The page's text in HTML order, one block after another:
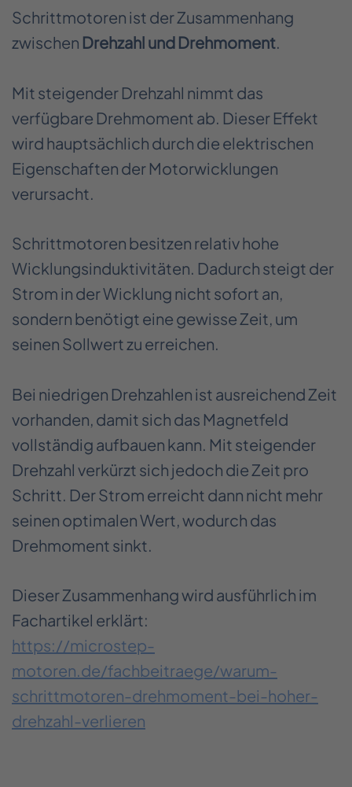
Schrittmotoren ist der Zusammenhang
zwischen Drehzahl und Drehmoment.
Mit steigender Drehzahl nimmt das
verfügbare Drehmoment ab. Dieser Effekt
wird hauptsächlich durch die elektrischen
Eigenschaften der Motorwicklungen
verursacht.
Schrittmotoren besitzen relativ hohe
Wicklungsinduktivitäten. Dadurch steigt der
Strom in der Wicklung nicht sofort an,
sondern benötigt eine gewisse Zeit, um
seinen Sollwert zu erreichen.
Bei niedrigen Drehzahlen ist ausreichend Zeit
vorhanden, damit sich das Magnetfeld
vollständig aufbauen kann. Mit steigender
Drehzahl verkürzt sich jedoch die Zeit pro
Schritt. Der Strom erreicht dann nicht mehr
seinen optimalen Wert, wodurch das
Drehmoment sinkt.
Dieser Zusammenhang wird ausführlich im
Fachartikel erklärt:
https://microstep-
motoren.de/fachbeitraege/warum-
schrittmotoren-drehmoment-bei-hoher-
drehzahl-verlieren